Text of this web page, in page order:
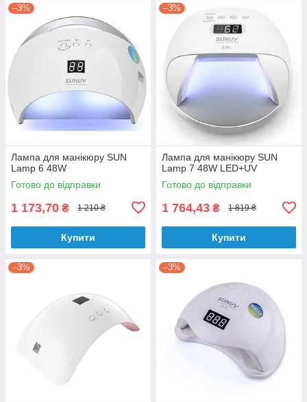
–3%
Лампа для манікюру SUN
Lamp 6 48W
Готово до відправки
1 173,70 ₴ 1 210 ₴
Купити
–3%
Лампа для манікюру SUN
Lamp 7 48W LED+UV
Готово до відправки
1 764,43 ₴ 1 819 ₴
Купити
–3% –3%